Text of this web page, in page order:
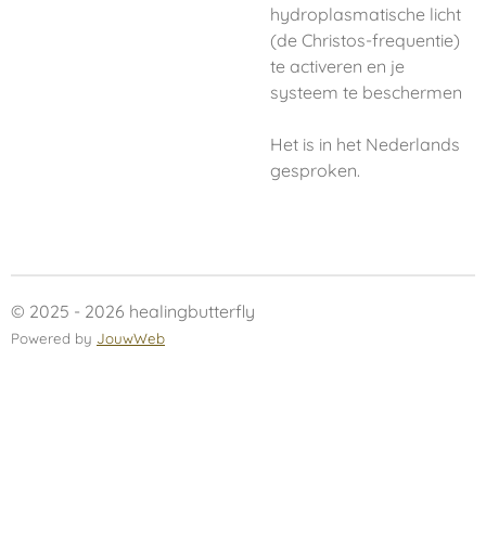
hydroplasmatische licht
(de Christos-frequentie)
te activeren en je
systeem te beschermen
Het is in het Nederlands
gesproken.
© 2025 - 2026 healingbutterfly
Powered by JouwWeb